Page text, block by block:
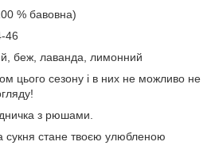
% бавовна)
46
беж, лаванда, лимонний
цього сезону і в них не можливо не
з рюшами.
сукня стане твоєю улюбленою